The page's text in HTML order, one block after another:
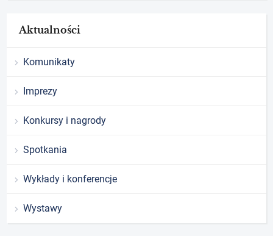
Aktualności
Komunikaty
Imprezy
Konkursy i nagrody
Spotkania
Wykłady i konferencje
Wystawy